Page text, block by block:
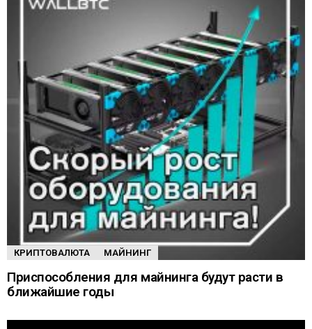
КРИПТОВАЛЮТА МАЙНИНГ
Приспособления для майнинга будут расти в
ближайшие годы